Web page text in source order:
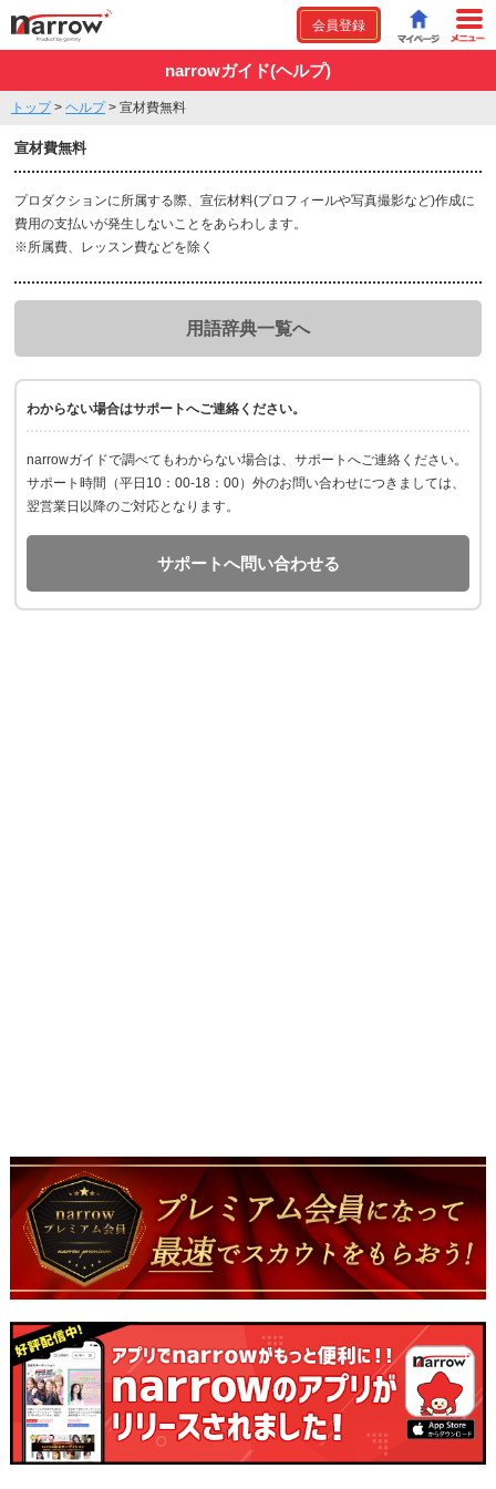
会員登録
narrowガイド(ヘルプ)
トップ> ヘルプ> 宣材費無料
宣材費無料
プロダクションに所属する際、宣伝材料(プロフィールや写真撮影など)作成に
費用の支払いが発生しないことをあらわします。
※所属費、レッスン費などを除く
用語辞典一覧へ
わからない場合はサポートへご連絡ください。
narrowガイドで調べてもわからない場合は、サポートへご連絡ください。
サポート時間（平日10：00-18：00）外のお問い合わせにつきましては、
翌営業日以降のご対応となります。
サポートへ問い合わせる